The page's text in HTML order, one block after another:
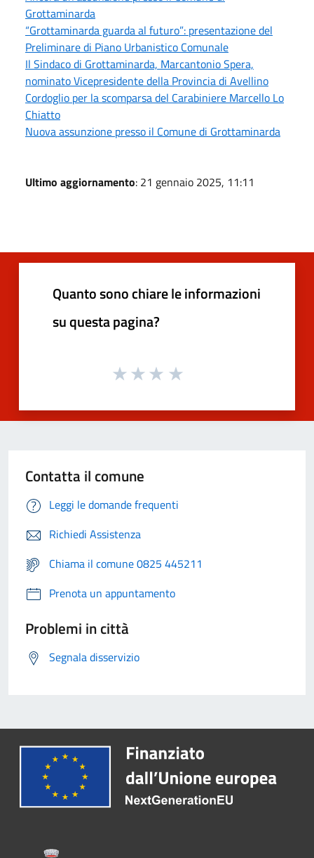
Grottaminarda
“Grottaminarda guarda al futuro”: presentazione del
Preliminare di Piano Urbanistico Comunale
Il Sindaco di Grottaminarda, Marcantonio Spera,
nominato Vicepresidente della Provincia di Avellino
Cordoglio per la scomparsa del Carabiniere Marcello Lo
Chiatto
Nuova assunzione presso il Comune di Grottaminarda
Ultimo aggiornamento: 21 gennaio 2025, 11:11
Quanto sono chiare le informazioni
su questa pagina?
Contatta il comune
Leggi le domande frequenti
Richiedi Assistenza
Chiama il comune 0825 445211
Prenota un appuntamento
Problemi in città
Segnala disservizio